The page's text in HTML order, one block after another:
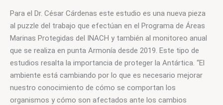
Para el Dr. César Cárdenas este estudio es una nueva pieza
al puzzle del trabajo que efectúan en el Programa de Áreas
Marinas Protegidas del INACH y también al monitoreo anual
que se realiza en punta Armonía desde 2019. Este tipo de
estudios resalta la importancia de proteger la Antártica. “El
ambiente está cambiando por lo que es necesario mejorar
nuestro conocimiento de cómo se comportan los
organismos y cómo son afectados ante los cambios